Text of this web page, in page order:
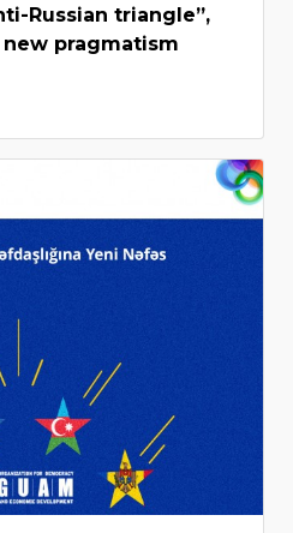
Russian triangle”,
pragmatism